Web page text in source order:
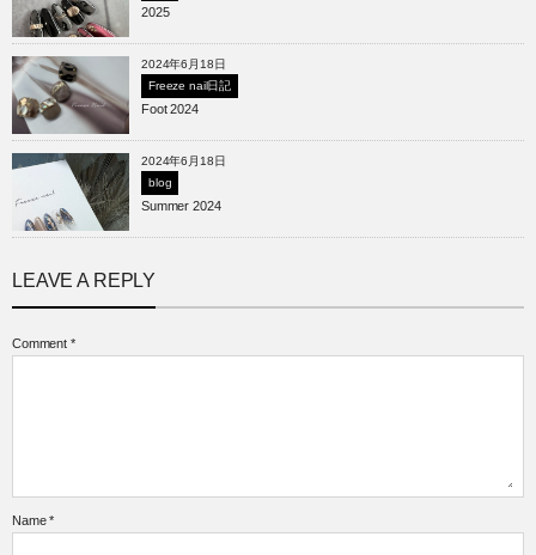
2025
2024年6月18日
Freeze nail日記
Foot 2024
2024年6月18日
blog
Summer 2024
LEAVE A REPLY
Comment *
Name *